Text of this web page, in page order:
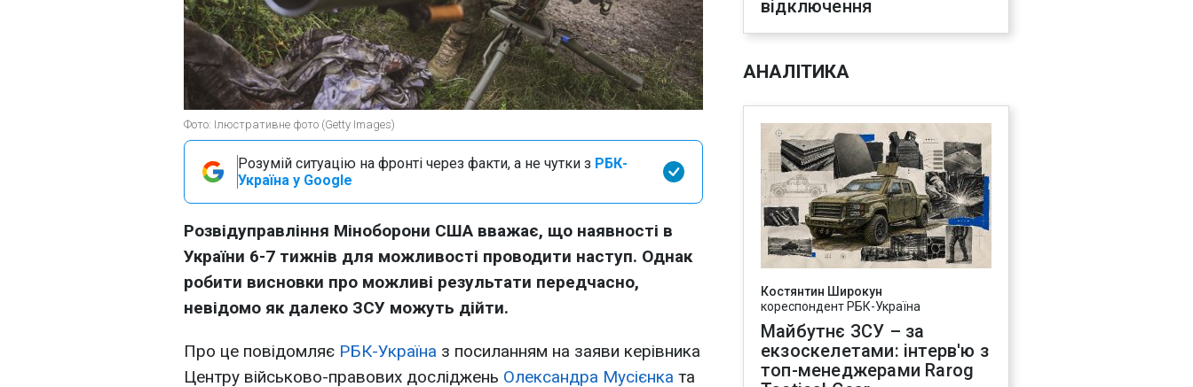
Фото: Ілюстративне фото (Getty Images)
Розумій ситуацію на фронті через факти, а не чутки з РБК-
Україна у Google
Розвідуправління Міноборони США вважає, що наявності в
України 6-7 тижнів для можливості проводити наступ. Однак
робити висновки про можливі результати передчасно,
невідомо як далеко ЗСУ можуть дійти.
Про це повідомляє РБК-Україна з посиланням на заяви керівника
Центру військово-правових досліджень Олександра Мусієнка та
відключення
АНАЛІТИКА
Костянтин Широкун
кореспондент РБК-Україна
Майбутнє ЗСУ – за
екзоскелетами: інтерв'ю з
топ-менеджерами Rarog